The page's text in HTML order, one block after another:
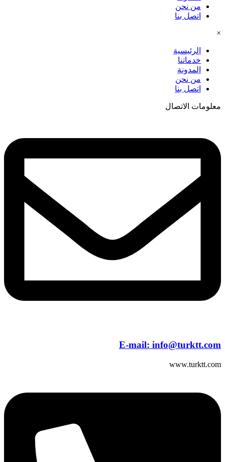
من نحن
اتصل بنا
×
الرئيسية
خدماتنا
المدونة
من نحن
اتصل بنا
معلومات الاتصال
E-mail: info@turktt.com
www.turktt.com